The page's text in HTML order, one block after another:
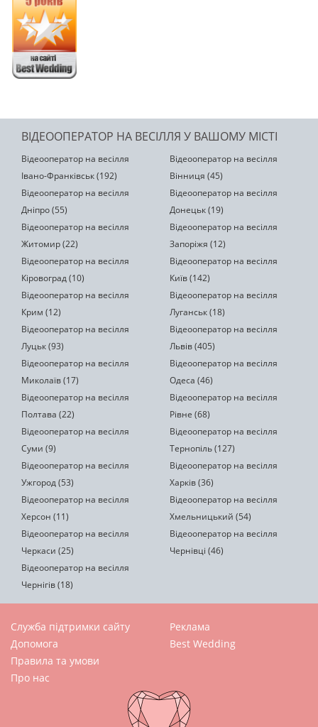
ВІДЕООПЕРАТОР НА ВЕСІЛЛЯ У ВАШОМУ МІСТІ
Відеооператор на весілля
Івано-Франківськ (192)
Відеооператор на весілля
Вінниця (45)
Відеооператор на весілля
Дніпро (55)
Відеооператор на весілля
Донецьк (19)
Відеооператор на весілля
Житомир (22)
Відеооператор на весілля
Запоріжя (12)
Відеооператор на весілля
Кіровоград (10)
Відеооператор на весілля
Київ (142)
Відеооператор на весілля
Крим (12)
Відеооператор на весілля
Луганськ (18)
Відеооператор на весілля
Луцьк (93)
Відеооператор на весілля
Львів (405)
Відеооператор на весілля
Миколаїв (17)
Відеооператор на весілля
Одеса (46)
Відеооператор на весілля
Полтава (22)
Відеооператор на весілля
Рівне (68)
Відеооператор на весілля
Суми (9)
Відеооператор на весілля
Тернопіль (127)
Відеооператор на весілля
Ужгород (53)
Відеооператор на весілля
Харків (36)
Відеооператор на весілля
Херсон (11)
Відеооператор на весілля
Хмельницький (54)
Відеооператор на весілля
Черкаси (25)
Відеооператор на весілля
Чернівці (46)
Відеооператор на весілля
Чернігів (18)
Служба підтримки сайту
Допомога
Правила та умови
Про нас
Реклама
Best Wedding